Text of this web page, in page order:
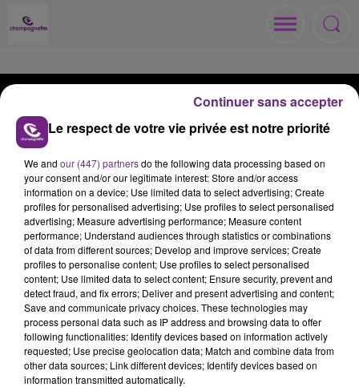
ACCUEIL RADIO
ACTUS
MÉDIAS
JEUX ANNONCEURS
Contacts Règlements
Recrutement
Mentions Légales
Gestion des cookies
Plan du site
Le respect de votre vie privée est notre priorité
We and our (447) partnersdo the following data processing based on
your consent and/or our legitimate interest: Store and/or access
information on a device; Use limited data to select advertising; Create
profiles for personalised advertising; Use profiles to select personalised
advertising; Measure advertising performance; Measure content
performance; Understand audiences through statistics or combinations
of data from different sources; Develop and improve services; Create
profiles to personalise content; Use profiles to select personalised
content; Use limited data to select content; Ensure security, prevent and
detect fraud, and fix errors; Deliver and present advertising and content;
Save and communicate privacy choices. These technologies may
process personal data such as IP address and browsing data to offer
following functionalities: Identify devices based on information actively
requested; Use precise geolocation data; Match and combine data from
other data sources; Link different devices; Identify devices based on
information transmitted automatically.
Continuer sans accepter